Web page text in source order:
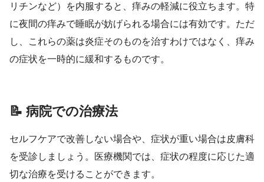
リチンなど）を内服すると、痒みの軽減に役立ちます。特
に夜間の痒みで睡眠が妨げられる場合には有効です。ただ
し、これらの薬は炎症そのものを治すわけではなく、痒み
の症状を一時的に緩和するものです。
📝 病院での治療法
セルフケアで改善しない場合や、症状が重い場合は皮膚科
を受診しましょう。医療機関では、症状の程度に応じた適
切な治療を受けることができます。